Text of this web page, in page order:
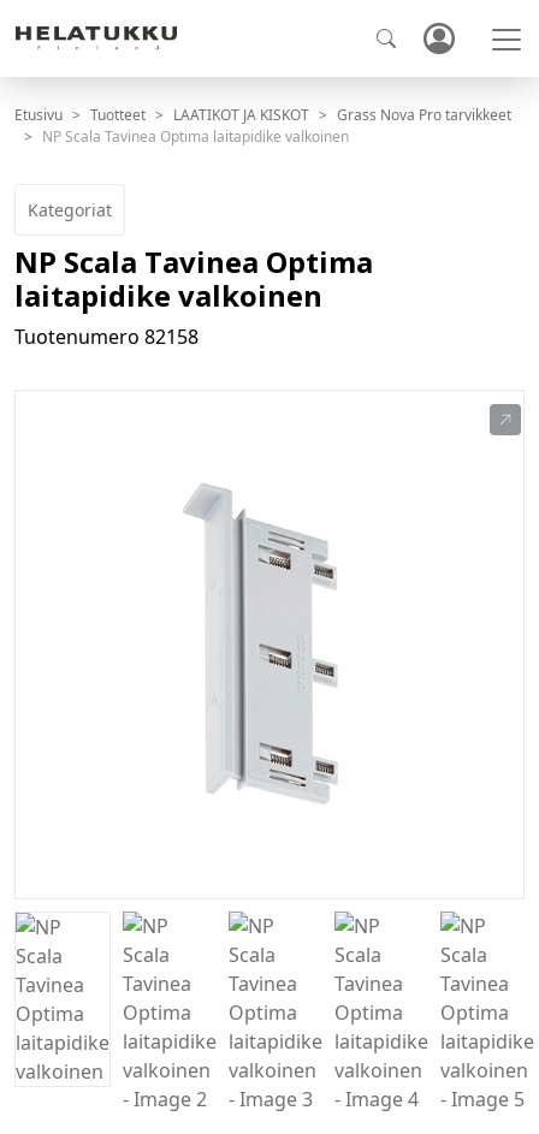
Etusivu Tuotteet LAATIKOT JA KISKOT
Grass Nova Pro tarvikkeet
NP Scala Tavinea Optima laitapidike valkoinen
Kategoriat
NP Scala Tavinea Optima
laitapidike valkoinen
Tuotenumero 82158